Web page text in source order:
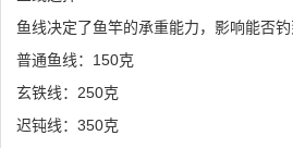
鱼线决定了鱼竿的承重能力，影响能否钓
普通鱼线：150克
玄铁线：250克
迟钝线：350克